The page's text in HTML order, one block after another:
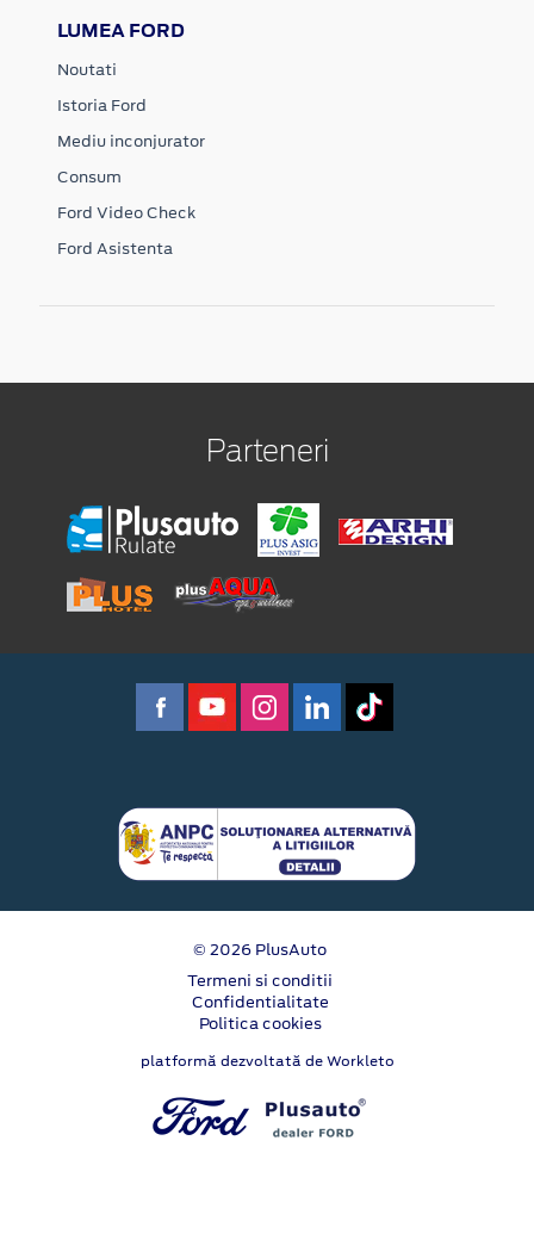
LUMEA FORD
Noutati
Istoria Ford
Mediu inconjurator
Consum
Ford Video Check
Ford Asistenta
Parteneri
© 2026 PlusAuto
Termeni si conditii
Confidentialitate
Politica cookies
platformă dezvoltată de Workleto